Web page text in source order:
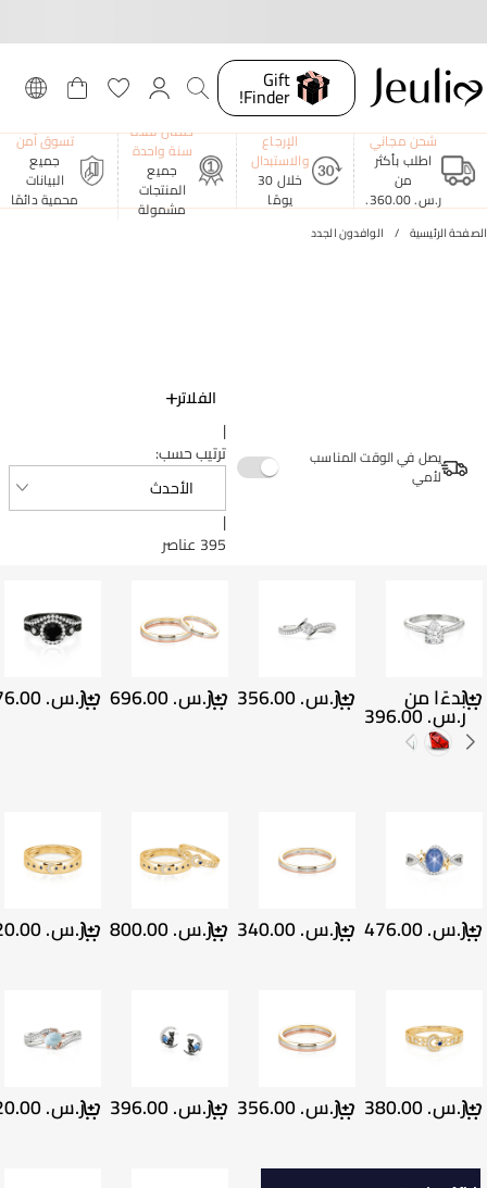
Gift
Finder!
شحن مجاني
اطلب بأكثر
من
ر.س.‏ 360.00.
الإرجاع
والاستبدال
خلال 30
يومًا
ضمان لمدة
سنة واحدة
جميع
المنتجات
مشمولة
تسوق آمن
جميع
البيانات
محمية دائمًا
الصفحة الرئيسية الوافدون الجدد
يصل في الوقت المناسب
لأمي
الفلاتر
|
ترتيب حسب:
الأحدث
|
395 عناصر
بدءًا من
ر.س.‏ 396.00
ر.س.‏ 356.00 ر.س.‏ 696.00 ر.س.‏ 476.00
ر.س.‏ 476.00 ر.س.‏ 340.00 ر.س.‏ 800.00 ر.س.‏ 420.00
ر.س.‏ 380.00 ر.س.‏ 356.00 ر.س.‏ 396.00 ر.س.‏ 420.00